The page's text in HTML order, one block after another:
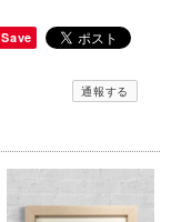
Save
通報する